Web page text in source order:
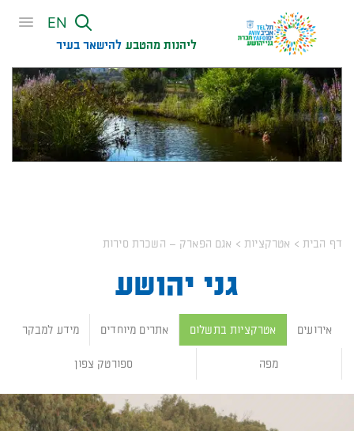
מֻפְעֶלֶת
מַעֲרֶכֶת
נָגִישׁ
בִּקְלִיק
הַמְּסַיַּעַת
EN
ליהנות מהטבע להישאר בעיר​
דף הבית > אטרקציות > אגם הפארק – השכרת סירות
גני יהושע
אירועים אטרקציות בתשלום אתרים מיוחדים מידע למבקר
מפה ספורטק צפון